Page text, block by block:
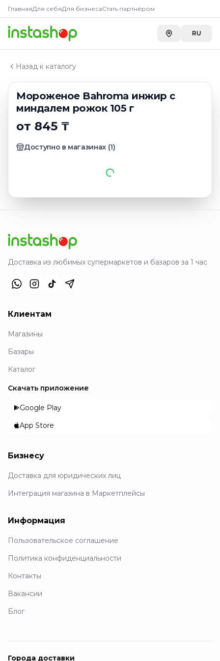
ГлавнаяДля себяДля бизнесаСтать партнёром
RU
Назад к каталогу
Мороженое Bahroma инжир с
миндалем рожок 105 г
от 845 ₸
Доступно в магазинах (1)
Главная
Каталог
В вафельном стаканчике
Мороженое Bahroma инжир с миндалем рожок 105 г
Доставка из любимых супермаркетов и базаров за 1 час
Клиентам
Магазины
Базары
Каталог
Скачать приложение
Google Play
App Store
Бизнесу
Доставка для юридических лиц
Интеграция магазина в Маркетплейсы
Информация
Пользовательское соглашение
Политика конфиденциальности
Контакты
Вакансии
Блог
Города доставки